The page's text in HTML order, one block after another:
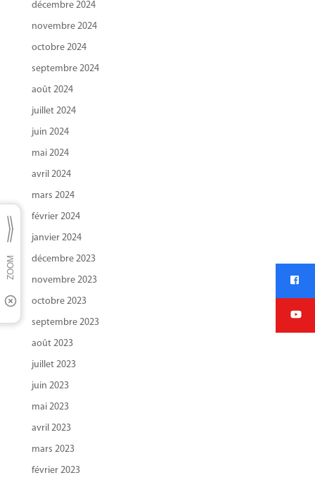
décembre 2024
novembre 2024
octobre 2024
septembre 2024
août 2024
juillet 2024
juin 2024
mai 2024
avril 2024
mars 2024
février 2024
janvier 2024
décembre 2023
novembre 2023
octobre 2023
septembre 2023
août 2023
juillet 2023
juin 2023
mai 2023
avril 2023
mars 2023
février 2023